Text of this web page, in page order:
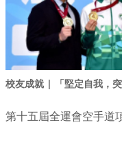
校友成就 | 「堅定自我，
第十五屆全運會空手道